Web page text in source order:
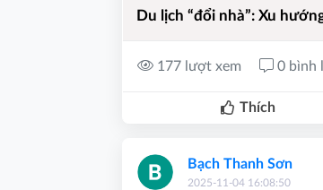
Du lịch “đổi nhà”: Xu
177 lượt xem 0 bình
Thích
Bạch Thanh Sơn
2025-11-04 16:08:50